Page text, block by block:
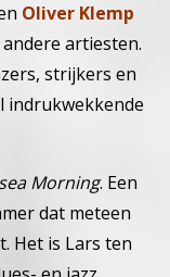
Oliver Klemp
artiesten.
strijkers en
indrukwekkende
Morning. Een
dat meteen
Het is Lars ten